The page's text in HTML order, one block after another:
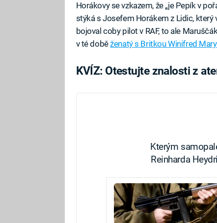
Horákovy se vzkazem, že „je Pepík v
stýká s Josefem Horákem z Lidic, který
bojoval coby pilot v RAF, to ale
v té doběženatý s Britkou Winifred
KVÍZ: Otestujte znalosti z
Kterým
Reinharda